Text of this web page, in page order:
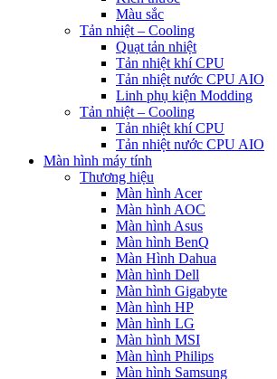
Màu sắc
Tản nhiệt – Cooling
Quạt tản nhiệt
Tản nhiệt khí CPU
Tản nhiệt nước CPU AIO
Linh phụ kiện Modding
Tản nhiệt – Cooling
Tản nhiệt khí CPU
Tản nhiệt nước CPU AIO
Màn hình máy tính
Thương hiệu
Màn hình Acer
Màn hình AOC
Màn hình Asus
Màn hình BenQ
Màn Hình Dahua
Màn hình Dell
Màn hình Gigabyte
Màn hình HP
Màn hình LG
Màn hình MSI
Màn hình Philips
Màn hình Samsung